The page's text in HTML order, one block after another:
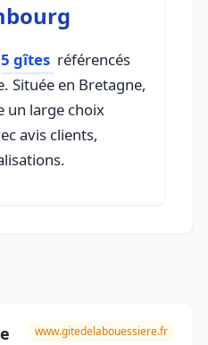
5 gîtes référencés
Située en Bretagne,
un large choix
avis clients,
www.gitedelabouessiere.fr